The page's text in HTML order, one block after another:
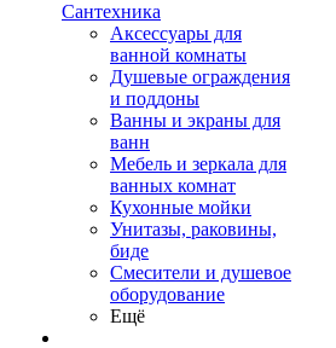
Сантехника
Аксессуары для
ванной комнаты
Душевые ограждения
и поддоны
Ванны и экраны для
ванн
Мебель и зеркала для
ванных комнат
Кухонные мойки
Унитазы, раковины,
биде
Смесители и душевое
оборудование
Ещё